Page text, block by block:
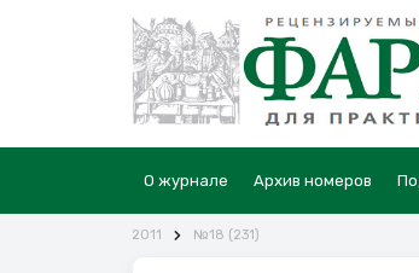
О журнале Архив номеров
2011 №18 (231)